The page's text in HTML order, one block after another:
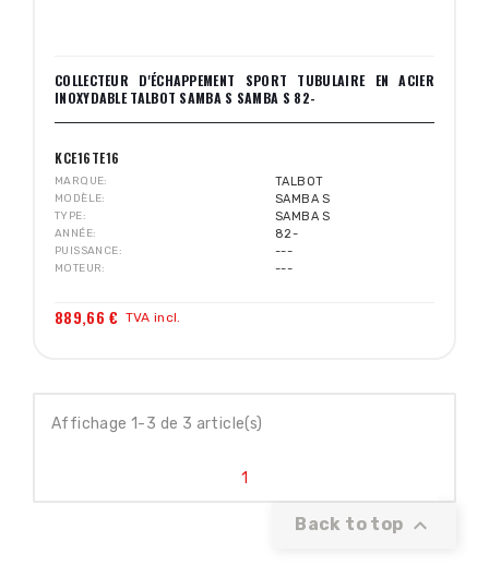
COLLECTEUR D'ÉCHAPPEMENT SPORT TUBULAIRE EN ACIER
INOXYDABLE TALBOT SAMBA S SAMBA S 82-
KCE16TE16
MARQUE TALBOT
MODÈLE SAMBA S
TYPE SAMBA S
ANNÉE 82-
PUISSANCE ---
MOTEUR ---
889,66 € TVA incl.
Affichage 1-3 de 3 article(s)
1
Back to top 